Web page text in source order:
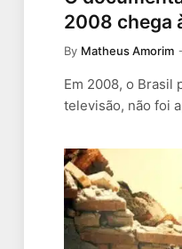
2008 chega
By Matheus Amorim
Em 2008, o Brasil
televisão, não foi